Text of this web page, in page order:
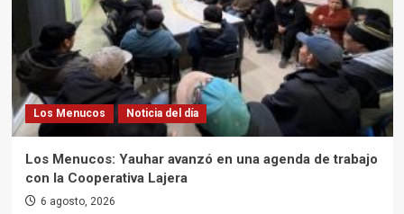
Los Menucos Noticia del día
Los Menucos: Yauhar avanzó en una agenda de trabajo
con la Cooperativa Lajera
6 agosto, 2026